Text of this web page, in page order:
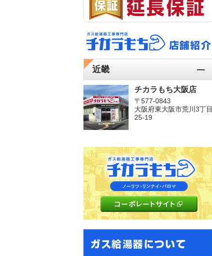
近畿
チカラもち大阪店
〒577-0843
大阪府東大阪市荒川3丁目
25-19